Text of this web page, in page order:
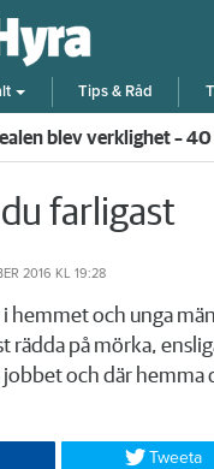
Tips & Råd
blev verklighet –
farligast
2016 KL 19:28
i hemmet och unga
rädda på mörka,
och där hemma
Tweeta